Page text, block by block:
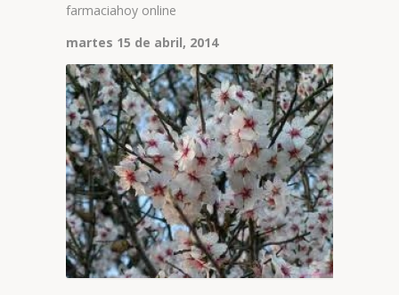
farmaciahoy online
martes 15 de abril, 2014